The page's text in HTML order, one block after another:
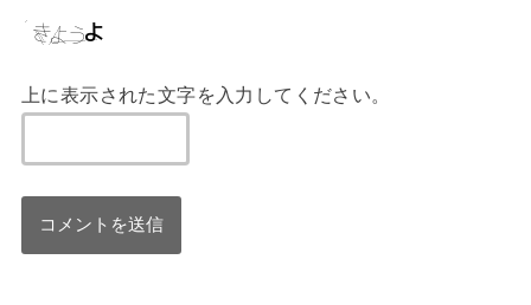
上に表示された文字を入力してください。